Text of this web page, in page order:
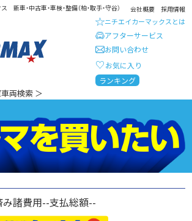
新車・中古車・車検・整備（柏・取手・守谷） 会社概要 採用情報
総合カーディーラー ニチエイ・
ニチエイカーマックスとは
アフターサービス
お問い合わせ
お気に入り
ランキング
両検索 ＞
み諸費用--支払総額--